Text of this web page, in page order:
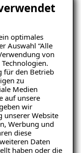
optimales
Auswahl “Alle
von
für den Betrieb
zu
Medien
auf unsere
wir
unserer Website
Werbung und
diese
Daten
haben oder die
eine optimale
Neben der
die Sanierung
uns behoben.
gegen